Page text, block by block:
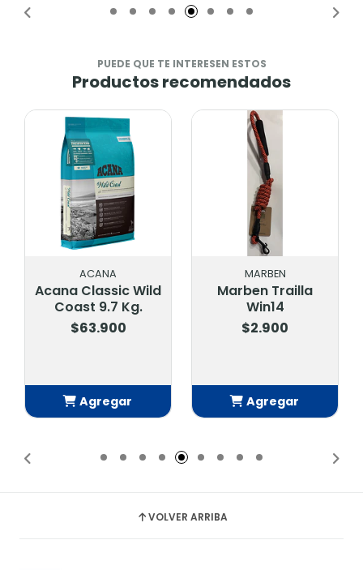
PUEDE QUE TE INTERESEN ESTOS
Productos recomendados
ACANA
Acana Classic Wild
Coast 9.7 Kg.
$63.900
Agregar
MARBEN
Marben Trailla
Win14
$2.900
Agregar
VOLVER ARRIBA